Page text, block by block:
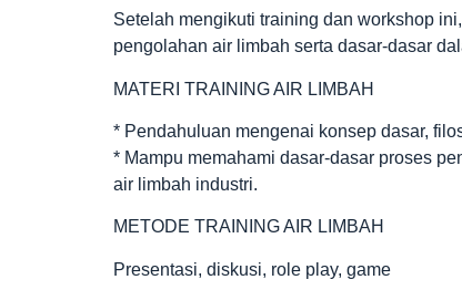
Setelah mengikuti training dan workshop
pengolahan air limbah serta dasar-dasar
MATERI TRAINING AIR LIMBAH
* Pendahuluan mengenai konsep dasar,
* Mampu memahami dasar-dasar proses
air limbah industri.
METODE TRAINING AIR LIMBAH
Presentasi, diskusi, role play, game